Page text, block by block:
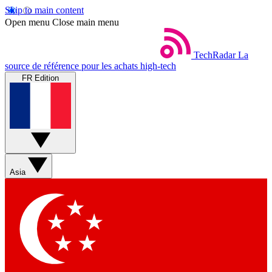
Skip to main content
Open menu Close main menu
TechRadar La
source de référence pour les achats high-tech
FR Edition
Asia